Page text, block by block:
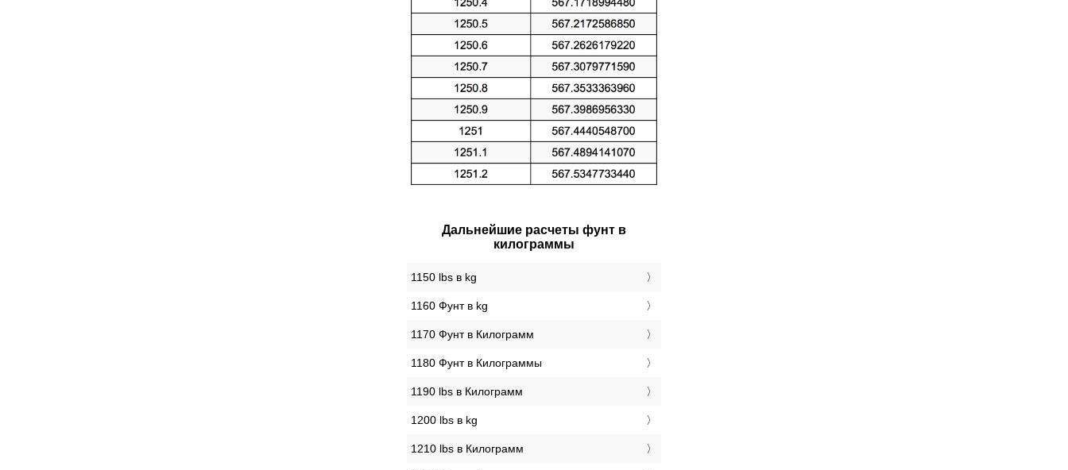
Дальнейшие расчеты фунт в
килограммы
1150 lbs в kg
1160 Фунт в kg
1170 Фунт в Килограмм
1180 Фунт в Килограммы
1190 lbs в Килограмм
1200 lbs в kg
1210 lbs в Килограмм